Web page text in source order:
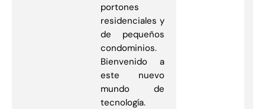
portones
residenciales y
de pequeños
condominios.
Bienvenido a
este nuevo
mundo de
tecnología.